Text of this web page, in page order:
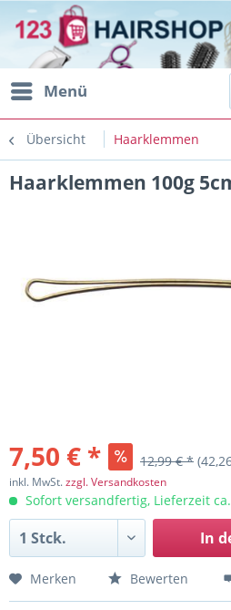
Menü
Übersicht Haarklemmen
Haarklemmen 100g
7,50 € * 12,99 € *
inkl. MwSt.zzgl. Versandkosten
Sofort versandfertig, Lieferzeit
In
Merken Bewerten